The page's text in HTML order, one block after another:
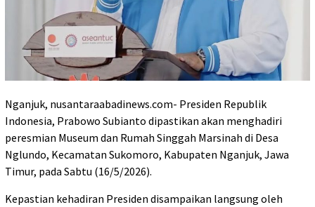
Nganjuk, nusantaraabadinews.com- Presiden Republik
Indonesia, Prabowo Subianto dipastikan akan menghadiri
peresmian Museum dan Rumah Singgah Marsinah di Desa
Nglundo, Kecamatan Sukomoro, Kabupaten Nganjuk, Jawa
Timur, pada Sabtu (16/5/2026).
Kepastian kehadiran Presiden disampaikan langsung oleh